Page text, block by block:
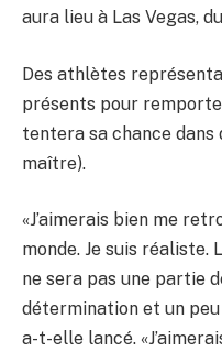
aura lieu à Las Vegas,
Des athlètes
présents pour
tentera sa chance
maître).
«J’aimerais bien me
monde. Je suis
ne sera pas une partie
détermination et un
a-t-elle lancé.